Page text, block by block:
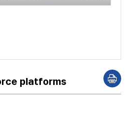
P
r
i
platforms